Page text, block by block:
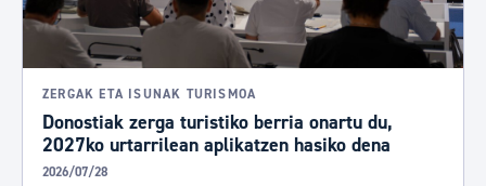
ZERGAK ETA ISUNAK TURISMOA
Donostiak zerga turistiko berria onartu du,
2027ko urtarrilean aplikatzen hasiko dena
2026/07/28